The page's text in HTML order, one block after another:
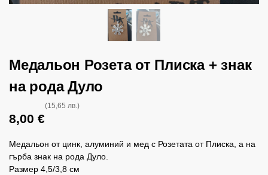
Медальон Розета от Плиска + знак
на рода Дуло
8,00 €
(15,65 лв.)
Медальон от цинк, алуминий и мед с Розетата от Плиска, а на
гърба знак на рода Дуло.
Размер 4,5/3,8 см